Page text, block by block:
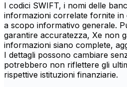
I codici SWIFT, i nomi delle
informazioni correlate fornite in
a scopo informativo generale.
garantire accuratezza, Xe non
informazioni siano complete,
I dettagli possono cambiare
potrebbero non riflettere gli
rispettive istituzioni finanziarie.